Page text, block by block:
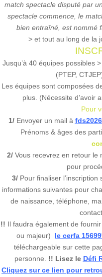
match spectacle disputé par
spectacle commence, le
bien entraîné, est nommé
> et tout au long de la
Jusqu’à 40 équipes possibles
(PTEP,
Les équipes sont composées
plus. (Nécessite d’avoir
Pour
1/Envoyer un mail à
Prénoms & âges des
2/Vous recevrez en retour le
pour
3/ Pour finaliser
informations suivantes pour
de naissance, téléphone,
!! Il faudra également de
ou majeur) le cerfa
téléchargeable sur cette
personne. !! Lisez le Défi
Cliquez sur ce lien pour